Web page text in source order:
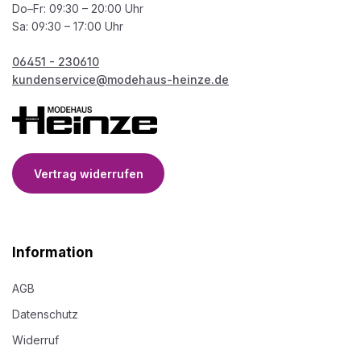
Do–Fr: 09:30 – 20:00 Uhr
Sa: 09:30 – 17:00 Uhr
06451 - 230610
kundenservice@modehaus-heinze.de
Vertrag widerrufen
Information
AGB
Datenschutz
Widerruf